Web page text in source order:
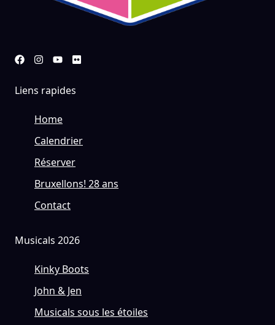
Liens rapides
Home
Calendrier
Réserver
Bruxellons! 28 ans
Contact
Musicals 2026
Kinky Boots
John & Jen
Musicals sous les étoiles